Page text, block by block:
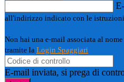
all'indirizzo indicato con le istruzioni
Non hai una e-mail associata al
tramite la Login Spaggiari
E-mail inviata, si prega di